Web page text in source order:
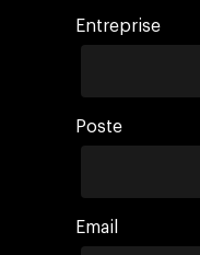
Entreprise
Poste
Email